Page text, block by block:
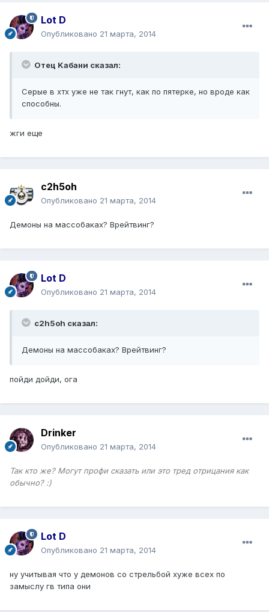
Lot D
Опубликовано 21 марта, 2014
Отец Kабани сказал:
Серые в хтх уже не так гнут, как по пятерке, но вроде как
способны.
жги еще
c2h5oh
Опубликовано 21 марта, 2014
Демоны на массобаках? Врейтвинг?
Lot D
Опубликовано 21 марта, 2014
c2h5oh сказал:
Демоны на массобаках? Врейтвинг?
пойди дойди, ога
Drinker
Опубликовано 21 марта, 2014
Так кто же? Могут профи сказать или это тред отрицания как
обычно? :)
Lot D
Опубликовано 21 марта, 2014
ну учитывая что у демонов со стрельбой хуже всех по
замыслу гв типа они